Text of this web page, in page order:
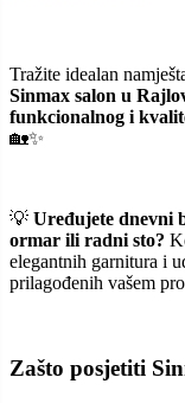
Tražite idealan
Sinmax salon u
funkcionalnog i
🏡✨
💡 Uređujete dnevni
ormar ili radni sto?
elegantnih garnitura i
prilagođenih vašem
Zašto posjetiti